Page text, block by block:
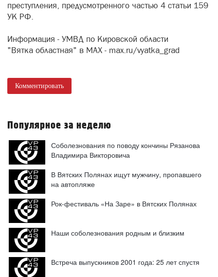
преступления, предусмотренного частью 4 статьи 159
УК РФ.
Информация - УМВД по Кировской области
"Вятка областная" в МАХ - max.ru/vyatka_grad
Комментировать
Популярное за неделю
Соболезнования по поводу кончины Рязанова
Владимира Викторовича
В Вятских Полянах ищут мужчину, пропавшего
на автопляже
Рок-фестиваль «На Заре» в Вятских Полянах
Наши соболезнования родным и близким
Встреча выпускников 2001 года: 25 лет спустя